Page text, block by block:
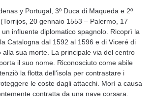
y Portugal, 3º Duca di Maqueda e 2º
20 gennaio 1553 – Palermo, 17
influente diplomatico spagnolo. Ricoprì la
Catalogna dal 1592 al 1596 e di Viceré di
alla sua morte. La principale via del centro
il suo nome. Riconosciuto come abile
la flotta dell'isola per contrastare i
le coste dagli attacchi. Morì a causa
contratta da una nave corsara.